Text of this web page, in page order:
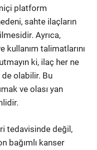
platform
sahte ilaçların
Ayrıca,
kullanım talimatlarını
ki, ilaç her ne
olabilir. Bu
ve olası yan
tedavisinde değil,
bağımlı kanser